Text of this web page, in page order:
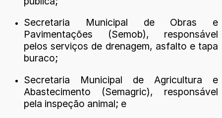
Secretaria Municipal de Obras e
Pavimentações (Semob), responsável
pelos serviços de drenagem, asfalto e tapa
buraco;
Secretaria Municipal de Agricultura e
Abastecimento (Semagric), responsável
pela inspeção animal; e